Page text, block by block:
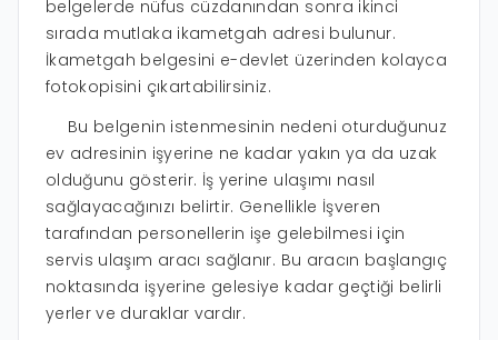
belgelerde nüfus cüzdanından sonra ikinci
sırada mutlaka ikametgah adresi bulunur.
İkametgah belgesini e-devlet üzerinden kolayca
fotokopisini çıkartabilirsiniz.
Bu belgenin istenmesinin nedeni oturduğunuz
ev adresinin işyerine ne kadar yakın ya da uzak
olduğunu gösterir. İş yerine ulaşımı nasıl
sağlayacağınızı belirtir. Genellikle İşveren
tarafından personellerin işe gelebilmesi için
servis ulaşım aracı sağlanır. Bu aracın başlangıç
noktasında işyerine gelesiye kadar geçtiği belirli
yerler ve duraklar vardır.